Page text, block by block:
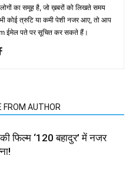
का समूह है, जो ख़बरों को लिखते समय
कोई त्रुटि या कमी पेशी नजर आए, तो आप
ईमेल पते पर सूचित कर सकते हैं।
FROM AUTHOR
फिल्म ‘120 बहादुर’ में नजर